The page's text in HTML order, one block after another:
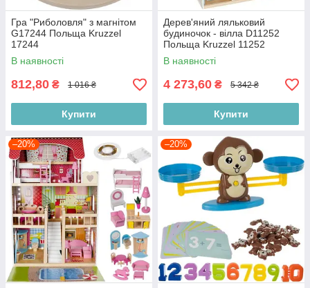
Гра "Риболовля" з магнітом
G17244 Польща Kruzzel
17244
В наявності
812,80 ₴ 1 016 ₴
Купити
Дерев'яний ляльковий
будиночок - вілла D11252
Польща Kruzzel 11252
В наявності
4 273,60 ₴ 5 342 ₴
Купити
–20% –20%